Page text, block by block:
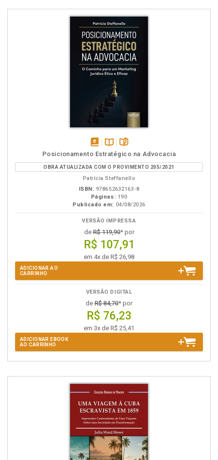
disponível
em
eBook
Disponível
na
B.V.
páginas
Posicionamento Estratégico na Advocacia
OBRA ATUALIZADA COM O PROVIMENTO 205/2021
Patrícia Steffanello
ISBN: 978652632163-8
Páginas: 190
Publicado em: 04/08/2026
VERSÃO IMPRESSA
deR$ 119,90* por
R$ 107,91
em 4x de R$ 26,98
ADICIONAR AO
CARRINHO
VERSÃO DIGITAL
de R$ 84,70* por
R$ 76,23
em 3x de R$ 25,41
ADICIONAR EBOOK
AO CARRINHO